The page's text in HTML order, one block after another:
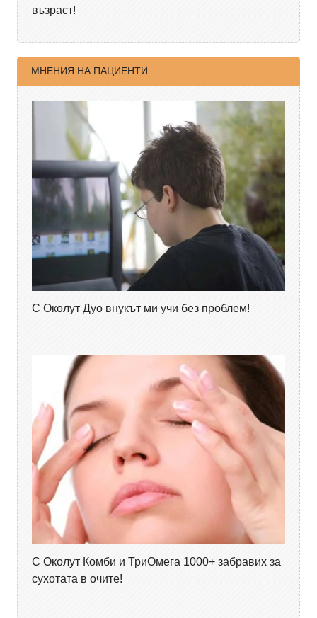
възраст!
МНЕНИЯ НА ПАЦИЕНТИ
С Околут Дуо внукът ми учи без проблем!
С Околут Комби и ТриОмега 1000+ забравих за
сухотата в очите!